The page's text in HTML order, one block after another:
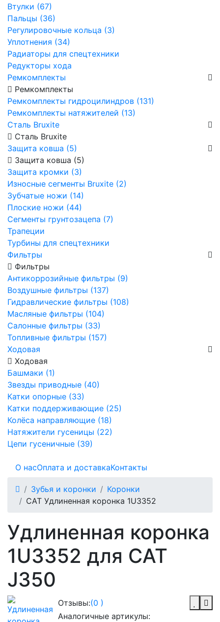
Втулки (67)
Пальцы (36)
Регулировочные кольца (3)
Уплотнения (34)
Радиаторы для спецтехники
Редукторы хода
Ремкомплекты
Ремкомплекты
Ремкомплекты гидроцилиндров (131)
Ремкомплекты натяжителей (13)
Сталь Bruxite
Сталь Bruxite
Защита ковша (5)
Защита ковша (5)
Защита кромки (3)
Износные сегменты Bruxite (2)
Зубчатые ножи (14)
Плоские ножи (44)
Сегменты грунтозацепа (7)
Трапеции
Турбины для спецтехники
Фильтры
Фильтры
Антикоррозийные фильтры (9)
Воздушные фильтры (137)
Гидравлические фильтры (108)
Масляные фильтры (104)
Салонные фильтры (33)
Топливные фильтры (157)
Ходовая
Ходовая
Башмаки (1)
Звезды приводные (40)
Катки опорные (33)
Катки поддерживающие (25)
Колёса направляющие (18)
Натяжители гусеницы (22)
Цепи гусеничные (39)
О насОплата и доставкаКонтакты
Зубья и коронки
Коронки
CAT Удлиненная коронка 1U3352
Удлиненная коронка
1U3352 для CAT
J350
Отзывы:(0 )
Аналогичные артикулы: